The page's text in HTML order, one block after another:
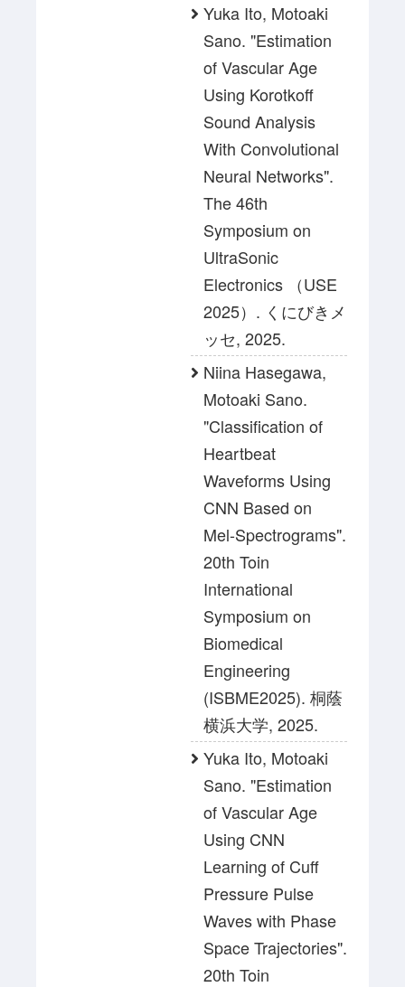
Yuka Ito, Motoaki
Sano. "Estimation
of Vascular Age
Using Korotkoff
Sound Analysis
With Convolutional
Neural Networks".
The 46th
Symposium on
UltraSonic
Electronics （USE
2025）. くにびきメ
ッセ, 2025.
Niina Hasegawa,
Motoaki Sano.
"Classification of
Heartbeat
Waveforms Using
CNN Based on
Mel-Spectrograms".
20th Toin
International
Symposium on
Biomedical
Engineering
(ISBME2025). 桐蔭
横浜大学, 2025.
Yuka Ito, Motoaki
Sano. "Estimation
of Vascular Age
Using CNN
Learning of Cuff
Pressure Pulse
Waves with Phase
Space Trajectories".
20th Toin